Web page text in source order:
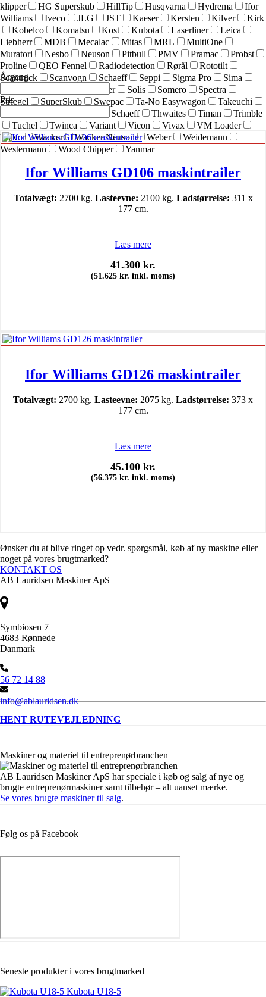
klipper
HG Superskub HillTip Husqvarna Hydrema
Ifor
Williams
Iveco JLG JST Kaeser Kersten Kilver
Kirk
Kobelco
Komatsu Kost Kubota Laserliner
Leica
Liebherr
MDB Mecalac Mitas MRL
MultiOne
Muratori
Nesbo Neuson Pitbull PMV Pramac
Probst
Proline
QEO Fennel Radiodetection Rørål
Rototilt
Scantruck
Scanvogn Schaeff Seppi Sigma Pro
Sima
sneskraber Solis Somero
Spectra
Striegel
SuperSkub Swepac Ta-No Easywagon
Takeuchi
Terex Schaeff Thwaites Timan
Trimble
Tuchel
Twinca Variant Vicon Vivax
VM Loader
Volvo
Wacker Wacker Neuson Weber
Weidemann
Westermann
Wood Chipper Yanmar
Årgang
Pris
Ifor Williams GD106 maskintrailer
Totalvægt: 2700 kg. Lasteevne: 2100 kg. Ladstørrelse: 311 x
177 cm.
Læs mere
41.300 kr.
(51.625 kr. inkl. moms)
Ifor Williams GD126 maskintrailer
Totalvægt: 2700 kg. Lasteevne: 2075 kg. Ladstørrelse: 373 x
177 cm.
Læs mere
45.100 kr.
(56.375 kr. inkl. moms)
Ønsker du at blive ringet op vedr. spørgsmål, køb af ny maskine eller
noget på vores brugtmarked?
KONTAKT OS
AB Lauridsen Maskiner ApS
Symbiosen 7
4683 Rønnede
Danmark
56 72 14 88
info@ablauridsen.dk
HENT RUTEVEJLEDNING
Maskiner og materiel til entreprenørbranchen
AB Lauridsen Maskiner ApS har speciale i køb og salg af nye og
brugte entreprenørmaskiner samt tilbehør – alt uanset mærke.
Se vores brugte maskiner til salg.
Følg os på Facebook
Seneste produkter i vores brugtmarked
Kubota U18-5